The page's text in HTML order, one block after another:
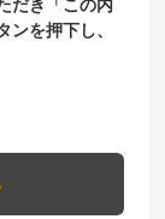
だき「この内
ンを押下し、